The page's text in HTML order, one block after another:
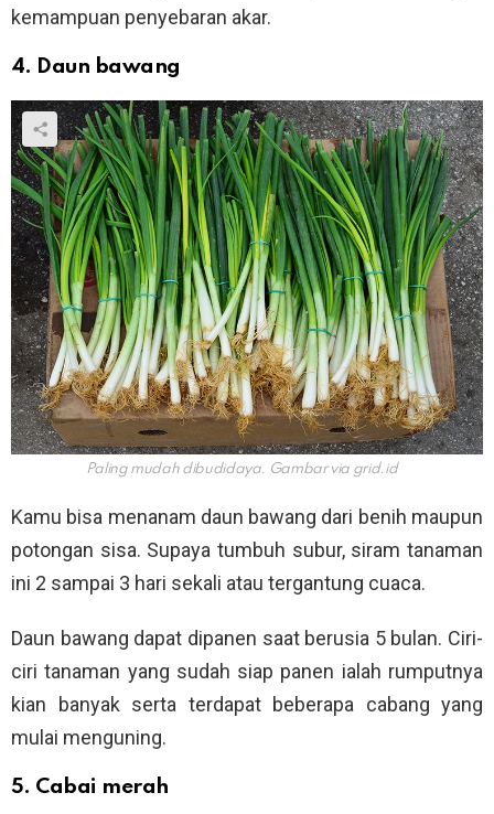
kemampuan penyebaran akar.
4. Daun bawang
Paling mudah dibudidaya. Gambar via grid.id
Kamu bisa menanam daun bawang dari benih maupun
potongan sisa. Supaya tumbuh subur, siram tanaman
ini 2 sampai 3 hari sekali atau tergantung cuaca.
Daun bawang dapat dipanen saat berusia 5 bulan. Ciri-
ciri tanaman yang sudah siap panen ialah rumputnya
kian banyak serta terdapat beberapa cabang yang
mulai menguning.
5. Cabai merah